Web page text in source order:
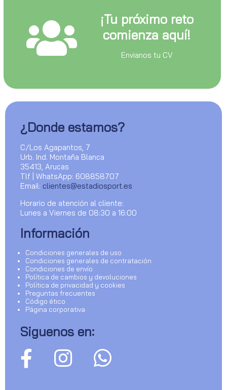
¡Tu próximo reto
comienza aquí!
Envianos tu CV
¿Donde estamos?
C/Los Agapantos, 7
Urb. Ind. Montaña Blanca
35413, Arucas
Tlf | WhatsApp: 608858707
Email: clientes@estadiosport.es
Horario de atención al cliente:
Lunes a Viernes de 08:30 a 16:00
Información
Condiciones generales de uso
Condiciones generales de contratación
Condiciones de envío
Política de cambios y devoluciones
Política de privacidad y cookies
Preguntas frecuentes
Código ético
Página corporativa
Siguenos en: